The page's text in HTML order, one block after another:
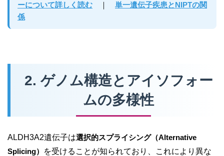
ーについて詳しく読む ｜ 単一遺伝子疾患とNIPTの関
係
2. ゲノム構造とアイソフォー
ムの多様性
ALDH3A2遺伝子は選択的スプライシング（Alternative
Splicing）
を受けることが知られており、これにより異な